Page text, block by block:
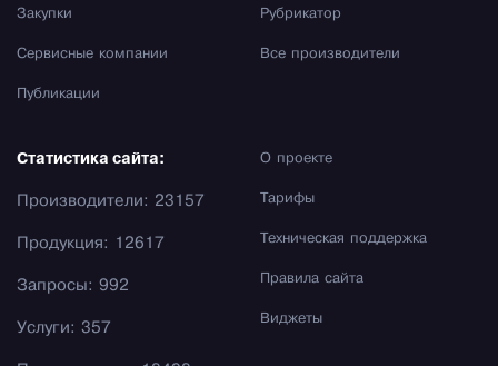
Закупки
Сервисные компании
Публикации
Рубрикатор
Все производители
О проекте
Тарифы
Техническая поддержка
Правила сайта
Виджеты
Статистика сайта:
Производители: 23157
Продукция: 12617
Запросы: 992
Услуги: 357